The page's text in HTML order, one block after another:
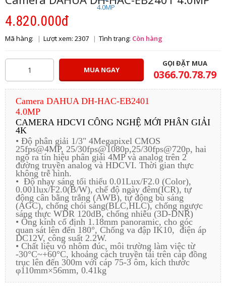
4.820.000đ
Mã hàng: Lượt xem: 2307 Tình trạng: Còn hàng
MUA NGAY
GỌI ĐẶT MUA
0366.70.78.79
Camera DAHUA DH-HAC-EB2401
4.0MP
CAMERA HDCVI CÔNG NGHỆ MỚI PHÂN GIẢI
4K
• Độ phân giải 1/3" 4Megapixel CMOS
25fps@4MP, 25/30fps@1080p,25/30fps@720p, hai
ngõ ra tín hiệu phân giải 4MP và analog trên 2
đường truyền analog và HDCVI. Thời gian thực
không trễ hình.
• Độ nhạy sáng tối thiểu 0.01Lux/F2.0 (Color),
0.001lux/F2.0(B/W), chế độ ngày đêm(ICR), tự
động cân bằng trắng (AWB), tự động bù sáng
(AGC), chống chói sáng(BLC,HLC), chống ngược
sáng thực WDR 120dB, chống nhiễu (3D-DNR)
• Ống kính cố định 1.18mm panoramic, cho góc
quan sát lên đến 180°, Chống va đập IK10, điện áp
DC12V, công suất 2.2W.
• Chất liệu vỏ nhôm đúc, môi trường làm việc từ
-30°C~+60°C, khoảng cách truyền tải trên cáp đồng
trục lên đến 300m với cáp 75-3 ôm, kích thước
φ110mm×56mm, 0.41kg